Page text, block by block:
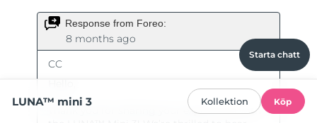
Starta chatt
LUNA™ mini 3 Kollektion Köp